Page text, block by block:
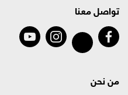
تواصل معنا
من نحن